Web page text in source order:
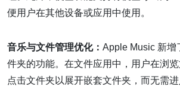
便用户在其他设备或应用中使用。
音乐与文件管理优化： Apple Music 新增
件夹的功能。在文件应用中，用户在浏
点击文件夹以展开嵌套文件夹，而无需